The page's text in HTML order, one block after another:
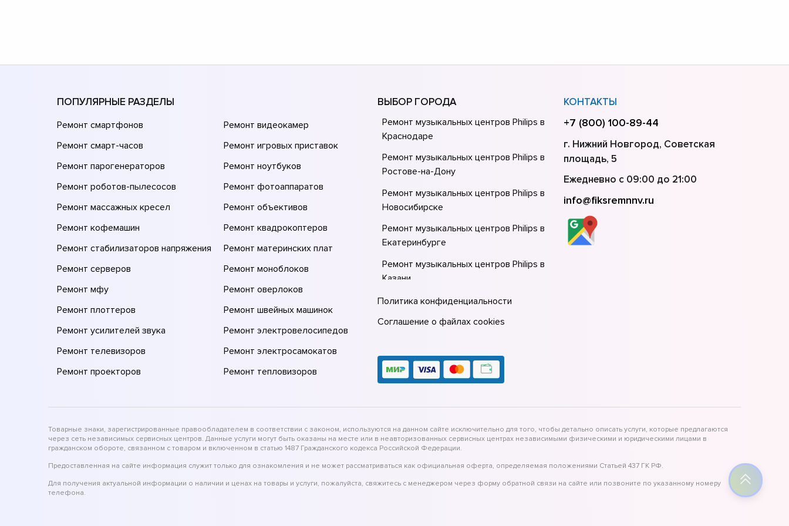
ПОПУЛЯРНЫЕ РАЗДЕЛЫ
Ремонт смартфонов
Ремонт смарт-часов
Ремонт парогенераторов
Ремонт роботов-пылесосов
Ремонт массажных кресел
Ремонт кофемашин
Ремонт стабилизаторов напряжения
Ремонт серверов
Ремонт мфу
Ремонт плоттеров
Ремонт усилителей звука
Ремонт телевизоров
Ремонт проекторов
Ремонт видеокамер
Ремонт игровых приставок
Ремонт ноутбуков
Ремонт фотоаппаратов
Ремонт объективов
Ремонт квадрокоптеров
Ремонт материнских плат
Ремонт моноблоков
Ремонт оверлоков
Ремонт швейных машинок
Ремонт электровелосипедов
Ремонт электросамокатов
Ремонт тепловизоров
ВЫБОР ГОРОДА
Ремонт музыкальных центров Philips в
Краснодаре
Ремонт музыкальных центров Philips в
Ростове-на-Донy
Ремонт музыкальных центров Philips в
Новосибирске
Ремонт музыкальных центров Philips в
Екатеринбурге
Ремонт музыкальных центров Philips в
Казани
Ремонт музыкальных центров Philips в
Политика конфиденциальности
Соглашение о файлах cookies
КОНТАКТЫ
+7 (800) 100-89-44
г. Нижний Новгород, Советская
площадь, 5
Ежедневно с 09:00 до 21:00
info@fiksremnnv.ru
Товарные знаки, зарегистрированные правообладателем в соответствии с законом, используются на данном сайте исключительно для того, чтобы детально описать услуги, которые предлагаются
через сеть независимых сервисных центров. Данные услуги могут быть оказаны на месте или в неавторизованных сервисных центрах независимыми физическими и юридическими лицами в
гражданском обороте, связанном с товаром и включенном в статью 1487 Гражданского кодекса Российской Федерации.
Предоставленная на сайте информация служит только для ознакомления и не может рассматриваться как официальная оферта, определяемая положениями Статьей 437 ГК РФ.
Для получения актуальной информации о наличии и ценах на товары и услуги, пожалуйста, свяжитесь с менеджером через форму обратной связи на сайте или позвоните по указанному номеру
телефона.